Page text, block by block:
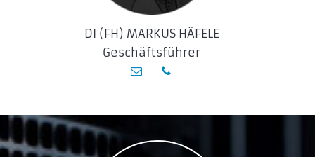
DI (FH) MARKUS HÄFELE
Geschäftsführer